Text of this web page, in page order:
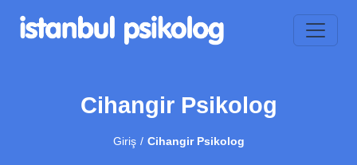
Cihangir Psikolog
Giriş Cihangir Psikolog